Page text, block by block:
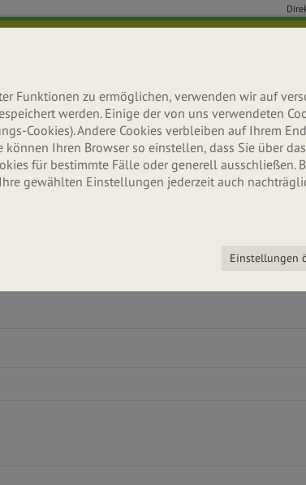
Funktionen zu ermöglichen, verwenden wir auf
werden. Einige der von uns verwendeten
Cookies). Andere Cookies verbleiben auf Ihrem
Ihren Browser so einstellen, dass Sie über
für bestimmte Fälle oder generell ausschließen.
gewählten Einstellungen jederzeit auch
Einstellungen